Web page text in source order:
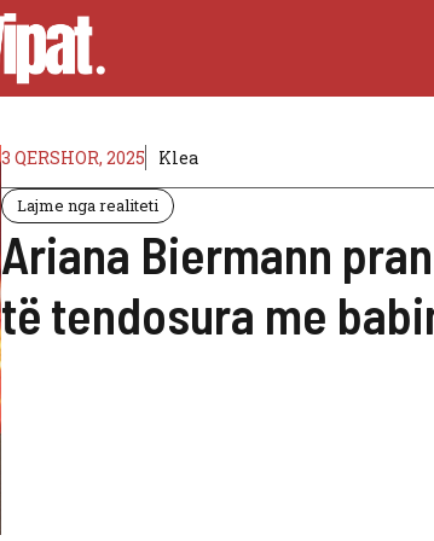
3 QERSHOR, 2025 Klea
Lajme nga realiteti
Ariana Biermann
të tendosura me